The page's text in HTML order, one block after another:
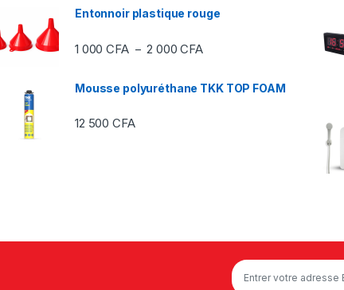
Entonnoir plastique rouge
1 000CFA – 2 000CFAPlage de prix : 1 000 CFA
Mousse polyuréthane TKK TOP FOAM
12 500CFA